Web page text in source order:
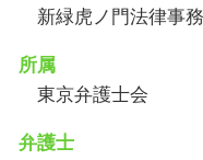
新緑虎ノ門法律事
所属
東京弁護士会
弁護士